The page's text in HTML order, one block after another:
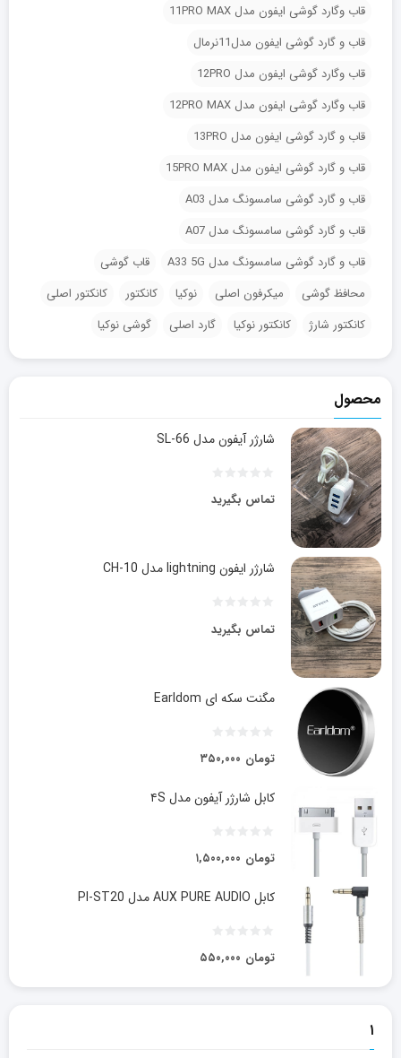
قاب وگارد گوشی ایفون مدل 11PRO MAX
قاب و گارد گوشی ایفون مدل11نرمال
قاب وگارد گوشی ایفون مدل 12PRO
قاب وگارد گوشی ایفون مدل 12PRO MAX
قاب و گارد گوشی ایفون مدل 13PRO
قاب و گارد گوشی ایفون مدل 15PRO MAX
قاب و گارد گوشی سامسونگ مدل A03
قاب و گارد گوشی سامسونگ مدل A07
قاب و گارد گوشی سامسونگ مدل A33 5G
قاب گوشی
محافظ گوشی
میکرفون اصلی نوکیا کانکتور
کانکتور اصلی
کانکتور شارژ
کانکتور نوکیا گارد اصلی گوشی نوکیا
محصول
شارژر آیفون مدل SL-66
تماس بگیرید
شارژر ایفون lightning مدل CH-10
تماس بگیرید
مگنت سکه ای Earldom
۳۵۰,۰۰۰ تومان
کابل شارژر آیفون مدل ۴S
۱,۵۰۰,۰۰۰ تومان
کابل AUX PURE AUDIO مدل PI-ST20
۵۵۰,۰۰۰ تومان
۱